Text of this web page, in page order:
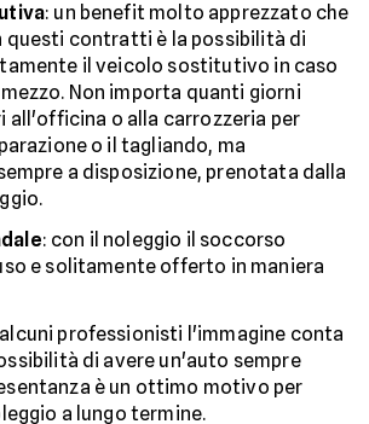
: un benefit molto apprezzato che
questi contratti è la possibilità di
il veicolo sostitutivo in caso
Non importa quanti giorni
all'officina o alla carrozzeria per
o il tagliando, ma
a disposizione, prenotata dalla
: con il noleggio il soccorso
e solitamente offerto in maniera
professionisti l'immagine conta
di avere un'auto sempre
è un ottimo motivo per
a lungo termine.